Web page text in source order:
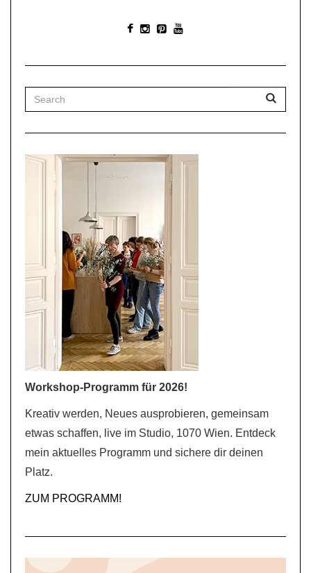
Workshop-Programm für 2026!
Kreativ werden, Neues ausprobieren, gemeinsam
etwas schaffen, live im Studio, 1070 Wien. Entdeck
mein aktuelles Programm und sichere dir deinen
Platz.
ZUM PROGRAMM!